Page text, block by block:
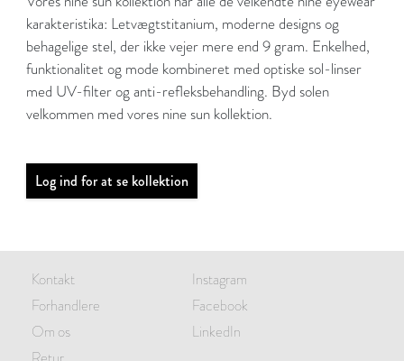
karakteristika: Letvægtstitanium, moderne designs og
behagelige stel, der ikke vejer mere end 9 gram. Enkelhed,
funktionalitet og mode kombineret med optiske sol-linser
med UV-filter og anti-refleksbehandling. Byd solen
velkommen med vores nine sun kollektion.
Log ind for at se kollektion
Kontakt
Forhandlere
Om os
Instagram
Facebook
LinkedIn